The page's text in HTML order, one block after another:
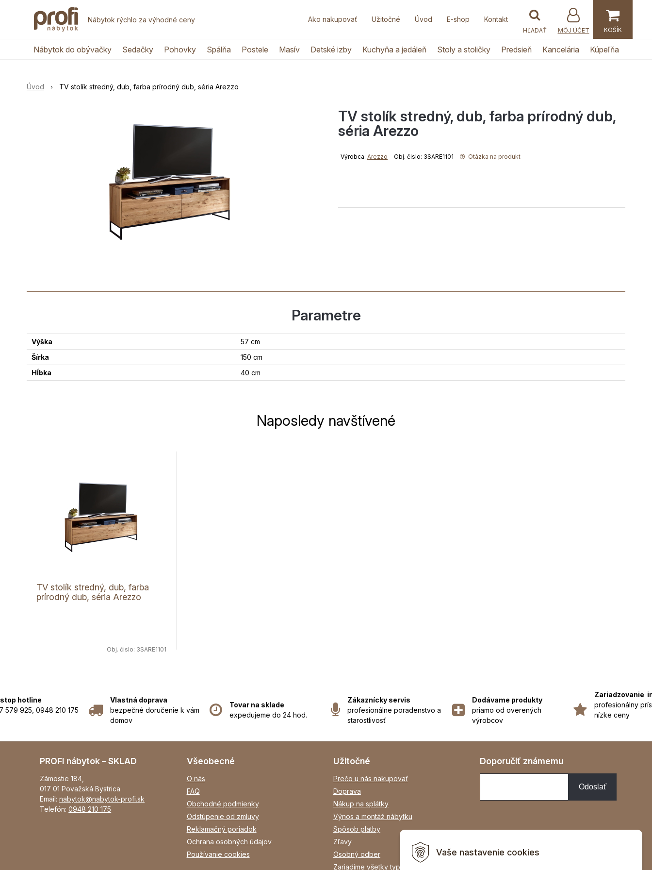
Vaše nastavenie cookies
Nábytok rýchlo za výhodné ceny Ako nakupovať Užitočné Úvod E-shop Kontakt
MÔJ ÚČET
Nábytok do obývačky Sedačky Pohovky Spálňa Postele Masív Detské izby Kuchyňa a jedáleň Stoly a stoličky Predsieň Kancelária Kúpeľňa
Úvod TV stolík stredný, dub, farba prírodný dub, séria Arezzo
TV stolík stredný, dub, farba prírodný dub,
séria Arezzo
Výrobca: Arezzo Obj. čislo: 3SARE1101 Otázka na produkt
Parametre
Výška
57 cm
Šírka
150 cm
Hĺbka
40 cm
Naposledy navštívené
TV stolík stredný, dub, farba
prírodný dub, séria Arezzo
Obj. čislo: 3SARE1101
hotline
579 925, 0948 210 175
Vlastná doprava
bezpečné doručenie k vám
domov
Tovar na sklade
expedujeme do 24 hod.
Zákaznícky servis
profesionálne poradenstvo a
starostlivosť
Dodávame produkty
priamo od overených
výrobcov
Zariadzovanie
profesionálny
nízke ceny
PROFI nábytok – SKLAD
Zámostie 184,
017 01 Považská Bystrica
Email:nabytok@nabytok-profi.sk
Telefón:0948 210 175
Všeobecné
O nás
FAQ
Obchodné podmienky
Odstúpenie od zmluvy
Reklamačný poriadok
Ochrana osobných údajov
Používanie cookies
Užitočné
Prečo u nás nakupovať
Doprava
Nákup na splátky
Výnos a montáž nábytku
Spôsob platby
Zľavy
Osobný odber
Zariadime všetky typy interiérov
Doporučiť známemu